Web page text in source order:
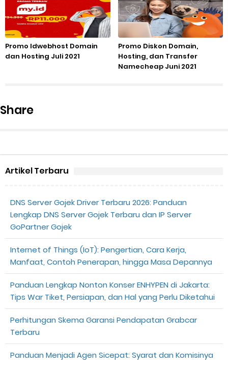
Promo Idwebhost Domain
dan Hosting Juli 2021
Promo Diskon Domain,
Hosting, dan Transfer
Namecheap Juni 2021
Share
Artikel Terbaru
DNS Server Gojek Driver Terbaru 2026: Panduan
Lengkap DNS Server Gojek Terbaru dan IP Server
GoPartner Gojek
Internet of Things (IoT): Pengertian, Cara Kerja,
Manfaat, Contoh Penerapan, hingga Masa Depannya
Panduan Lengkap Nonton Konser ENHYPEN di Jakarta:
Tips War Tiket, Persiapan, dan Hal yang Perlu Diketahui
Perhitungan Skema Garansi Pendapatan Grabcar
Terbaru
Panduan Menjadi Agen Sicepat: Syarat dan Komisinya